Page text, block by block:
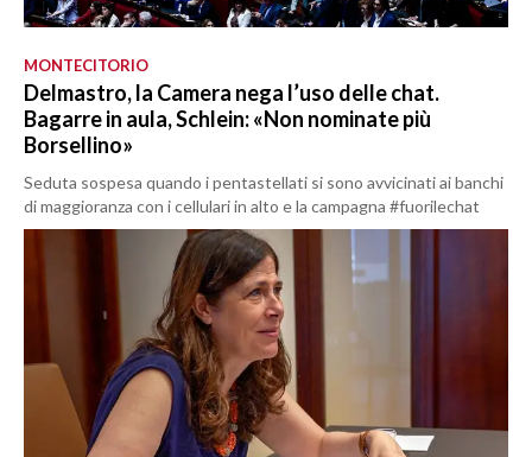
MONTECITORIO
Delmastro, la Camera nega l’uso delle chat.
Bagarre in aula, Schlein: «Non nominate più
Borsellino»
Seduta sospesa quando i pentastellati si sono avvicinati ai banchi
di maggioranza con i cellulari in alto e la campagna #fuorilechat